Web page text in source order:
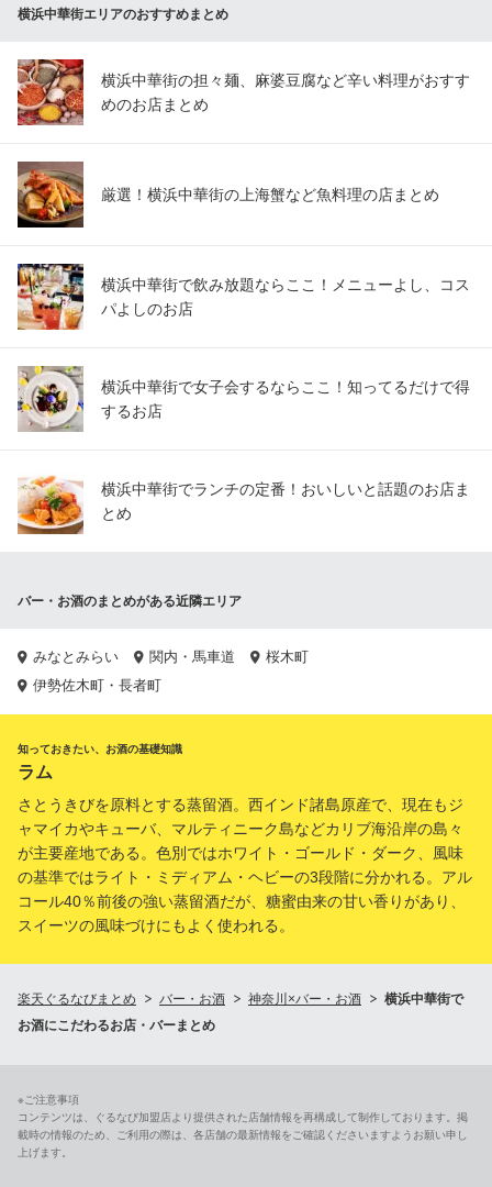
本格四川麻婆の名店
神奈川県横浜市中区山下町200 トキワビル1F
横浜中華街エリアのおすすめまとめ
横浜中華街の担々麺、麻婆豆腐など辛い料理がおすす
めのお店まとめ
厳選！横浜中華街の上海蟹など魚料理の店まとめ
横浜中華街で飲み放題ならここ！メニューよし、コス
パよしのお店
横浜中華街で女子会するならここ！知ってるだけで得
するお店
横浜中華街でランチの定番！おいしいと話題のお店ま
とめ
バー・お酒のまとめがある近隣エリア
みなとみらい 関内・馬車道
桜木町
伊勢佐木町・長者町
知っておきたい、お酒の基礎知識
ラム
さとうきびを原料とする蒸留酒。西インド諸島原産で、現在もジ
ャマイカやキューバ、マルティニーク島などカリブ海沿岸の島々
が主要産地である。色別ではホワイト・ゴールド・ダーク、風味
の基準ではライト・ミディアム・ヘビーの3段階に分かれる。アル
コール40％前後の強い蒸留酒だが、糖蜜由来の甘い香りがあり、
スイーツの風味づけにもよく使われる。
楽天ぐるなびまとめ バー・お酒 神奈川×バー・お酒
横浜中華街で
お酒にこだわるお店・バーまとめ
※ご注意事項
コンテンツは、ぐるなび加盟店より提供された店舗情報を再構成して制作しております。掲
載時の情報のため、ご利用の際は、各店舗の最新情報をご確認くださいますようお願い申し
上げます。